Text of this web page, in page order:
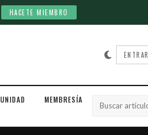
HACETE MIEMBRO
ENTRAR
MEMBRESÍA